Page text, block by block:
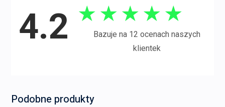
4.2 ★ ★ ★ ★ ★
Bazuje na 12 ocenach naszych
klientek
Podobne produkty